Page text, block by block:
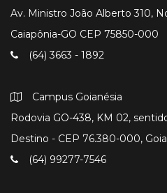
Av. Ministro João Alberto 310,
Caiapônia-GO CEP 75850-000
(64) 3663 - 1892
Campus Goianésia
Rodovia GO-438, KM 02,
Destino - CEP 76.380-000,
(64) 99277-7546